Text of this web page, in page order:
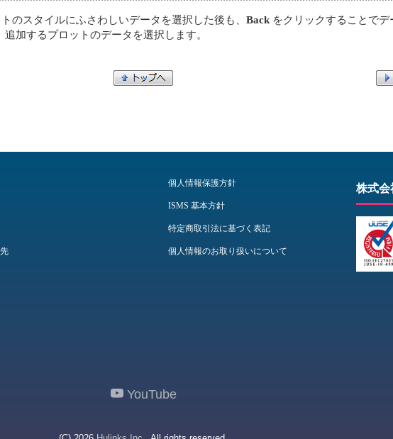
のスタイルにふさわしいデータを選択した後も、 Back をクリックすることで
追加するプロットのデータを選択します。
個人情報保護方針
ISMS 基本方針
特定商取引法に基づく表記
個人情報のお取り扱いについて
株式会
YouTube